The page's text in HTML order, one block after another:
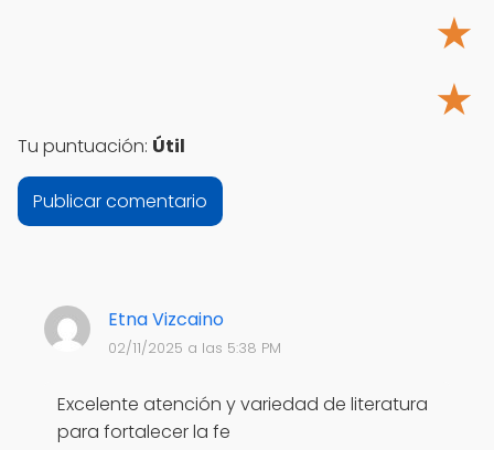
Etna Vizcaino
02/11/2025 a las 5:38 PM
Excelente atención y variedad de literatura
para fortalecer la fe
★
★
Tu puntuación: Útil